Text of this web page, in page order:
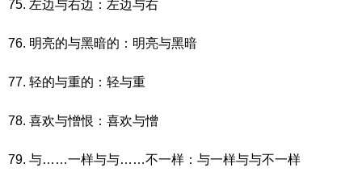
75. 左边与右边：左边与右
76. 明亮的与黑暗的：明亮与黑暗
77. 轻的与重的：轻与重
78. 喜欢与憎恨：喜欢与憎
79. 与……一样与与……不一样：与一样与与不一样